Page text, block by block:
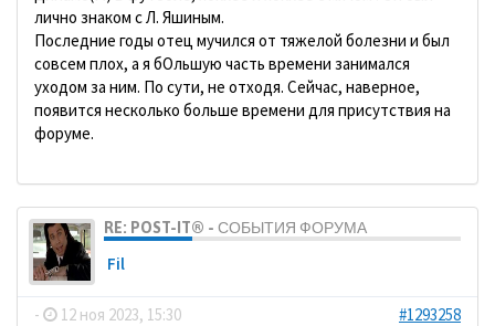
лично знаком с Л. Яшиным.
Последние годы отец мучился от тяжелой болезни и был
совсем плох, а я бОльшую часть времени занимался
уходом за ним. По сути, не отходя. Сейчас, наверное,
появится несколько больше времени для присутствия на
форуме.
RE: POST-IT® - СОБЫТИЯ ФОРУМА
Fil
- 12 ноя 2023, 15:30 #1293258